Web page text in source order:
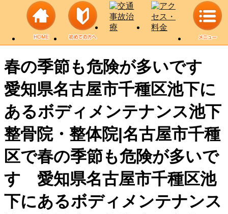
春の季節も危険が多いです
愛知県名古屋市千種区池下に
あるボディメンテナンス池下
整骨院・整体院|名古屋市千種
区で春の季節も危険が多いで
す 愛知県名古屋市千種区池
下にあるボディメンテナンス